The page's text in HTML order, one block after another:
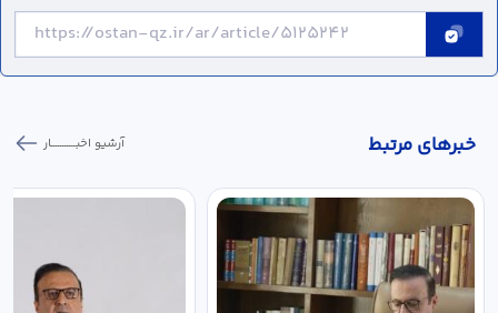
خبر‌های مرتبط آرشیو اخبـــــــــــار